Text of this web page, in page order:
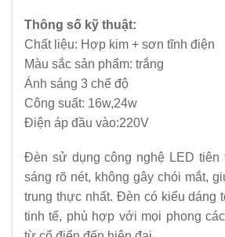
Thông số kỹ thuật:
Chất liệu: Hợp kim + sơn tĩnh điện
Màu sắc sản phẩm: trắng
Ánh sáng 3 chế độ
Công suất: 16w,24w
Điện áp đầu vào:220V
Đèn sử dụng công nghệ LED tiên
sáng rõ nét, không gây chói mắt,
trung thực nhất. Đèn có kiểu dáng
tinh tế, phù hợp với mọi phong